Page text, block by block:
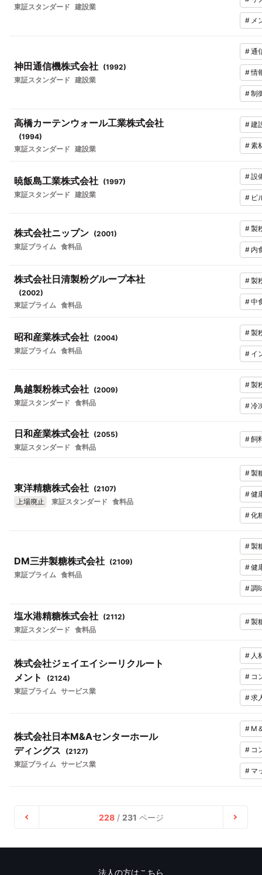
東証スタンダード 建設業
# メ
神田通信機株式会社 (1992)
東証スタンダード 建設業
#通
#情
#制
高橋カーテンウォール工業株式会社
(1994)
東証スタンダード 建設業
#建
#素
暁飯島工業株式会社 (1997)
東証スタンダード 建設業
#設
# ビ
株式会社ニップン (2001)
東証プライム 食料品
#製
# 内
株式会社日清製粉グループ本社
(2002)
東証プライム 食料品
#製
#中
昭和産業株式会社 (2004)
東証プライム 食料品
#製
# イ
鳥越製粉株式会社 (2009)
東証スタンダード 食料品
#製
#冷
日和産業株式会社 (2055)
東証スタンダード 食料品
#飼
東洋精糖株式会社 (2107)
上場廃止
東証スタンダード 食料品
#製
#健
#化
DM三井製糖株式会社 (2109)
東証プライム 食料品
#製
#健
#調
塩水港精糖株式会社 (2112)
東証スタンダード 食料品
#製
株式会社ジェイエイシーリクルート
メント
(2124)
東証プライム サービス業
# 人
# コ
#求
株式会社日本M&Aセンターホール
ディングス
(2127)
東証プライム サービス業
# M
# コ
# マ
228/ 231 ページ
法人の方はこちら